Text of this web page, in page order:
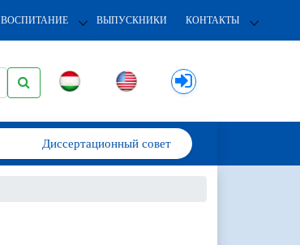
ВОСПИТАНИЕ ВЫПУСКНИКИ КОНТАКТЫ
Диссертационный совет